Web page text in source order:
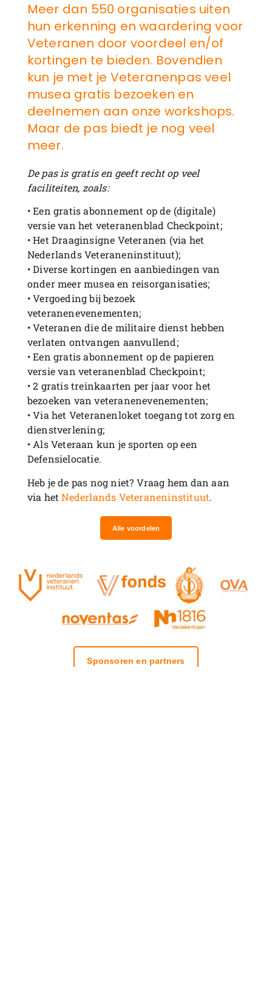
Meer dan 550 organisaties uiten
hun erkenning en waardering voor
Veteranen door voordeel en/of
kortingen te bieden. Bovendien
kun je met je Veteranenpas veel
musea gratis bezoeken en
deelnemen aan onze workshops.
Maar de pas biedt je nog veel
meer.
De pas is gratis en geeft recht op veel
faciliteiten, zoals:
• Een gratis abonnement op de (digitale)
versie van het veteranenblad Checkpoint;
• Het Draaginsigne Veteranen (via het
Nederlands Veteraneninstituut);
• Diverse kortingen en aanbiedingen van
onder meer musea en reisorganisaties;
• Vergoeding bij bezoek
veteranenevenementen;
• Veteranen die de militaire dienst hebben
verlaten ontvangen aanvullend;
• Een gratis abonnement op de papieren
versie van veteranenblad Checkpoint;
• 2 gratis treinkaarten per jaar voor het
bezoeken van veteranenevenementen;
• Via het Veteranenloket toegang tot zorg en
dienstverlening;
• Als Veteraan kun je sporten op een
Defensielocatie.
Heb je de pas nog niet? Vraag hem dan aan
via hetNederlands Veteraneninstituut.
Alle voordelen
Sponsoren en partners